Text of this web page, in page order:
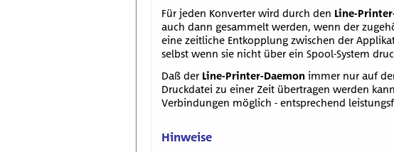
Für jeden Konverter wird durch den Line-
auch dann gesammelt werden, wenn der
eine zeitliche Entkopplung zwischen der
selbst wenn sie nicht über ein Spool-System
Daß der Line-Printer-Daemon immer nur auf
Druckdatei zu einer Zeit übertragen werden
Verbindungen möglich - entsprechend
Hinweise